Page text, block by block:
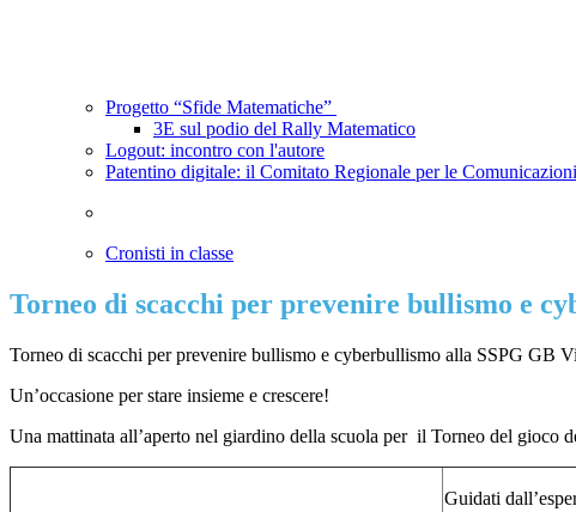
Progetto “Sfide Matematiche”
3E sul podio del Rally Matematico
Logout: incontro con l'autore
Patentino digitale: il Comitato Regionale per le
Cronisti in classe
Torneo di scacchi per prevenire bullismo e
Torneo di scacchi per prevenire bullismo e cyberbullismo alla SSPG GB
Un’occasione per stare insieme e crescere!
Una mattinata all’aperto nel giardino della scuola per il Torneo del gioco
Guidati